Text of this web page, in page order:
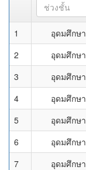
ช่วงชั้น
1 อุดมศึกษา
2
อุดมศึกษา
3
อุดมศึกษา
4
อุดมศึกษา
5
อุดมศึกษา
6
อุดมศึกษา
7
อุดมศึกษา